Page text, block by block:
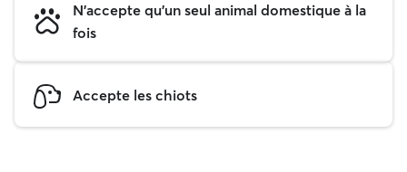
N'accepte qu'un seul animal domestique à la
fois
Accepte les chiots